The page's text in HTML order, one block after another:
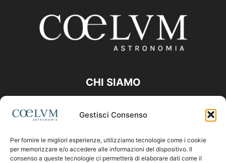
Gestisci Consenso
Per fornire le migliori esperienze, utilizziamo tecnologie come i cookie
per memorizzare e/o accedere alle informazioni del dispositivo. Il
consenso a queste tecnologie ci permetterà di elaborare dati come il
CHI SIAMO
Contattaci:coelumastro@coelum.com
SEGUICI